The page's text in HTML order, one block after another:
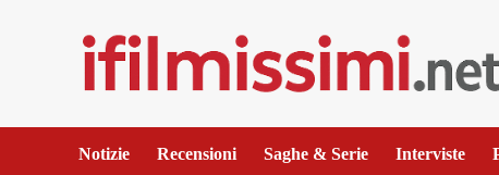
Notizie Recensioni Saghe & Serie Interviste